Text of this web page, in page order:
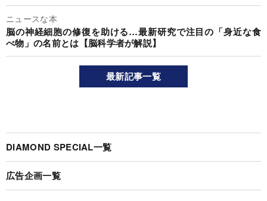
ニュースな本
脳の神経細胞の修復を助ける…最新研究で注目の「身近な食
べ物」の名前とは【脳科学者が解説】
最新記事一覧
DIAMOND SPECIAL一覧
広告企画一覧